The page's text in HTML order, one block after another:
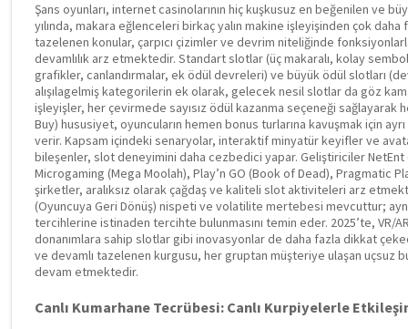
Şans oyunları, internet casinolarının hiç kuşkusuz en beğenilen ve
yılında, makara eğlenceleri birkaç yalın makine işleyişinden çok daha
tazelenen konular, çarpıcı çizimler ve devrim niteliğinde
devamlılık arz etmektedir. Standart slotlar (üç makaralı, kolay
grafikler, canlandırmalar, ek ödül devreleri) ve büyük ödül slotları
alışılagelmiş kategorilerin ek olarak, gelecek nesil slotlar da göz
işleyişler, her çevirmede sayısız ödül kazanma seçeneği sağlayarak
Buy) hususiyet, oyuncuların hemen bonus turlarına kavuşmak için
verir. Kapsam içindeki senaryolar, interaktif minyatür keyifler ve
bileşenler, slot deneyimini daha cezbedici yapar. Geliştiriciler
Microgaming (Mega Moolah), Play’n GO (Book of Dead), Pragmatic
şirketler, aralıksız olarak çağdaş ve kaliteli slot aktiviteleri arz
(Oyuncuya Geri Dönüş) nispeti ve volatilite mertebesi mevcuttur;
tercihlerine istinaden tercihte bulunmasını temin eder. 2025’te, VR/
donanımlara sahip slotlar gibi inovasyonlar de daha fazla dikkat
ve devamlı tazelenen kurgusu, her gruptan müşteriye ulaşan uçsuz
devam etmektedir.
Canlı Kumarhane Tecrübesi: Canlı Kurpiyelerle